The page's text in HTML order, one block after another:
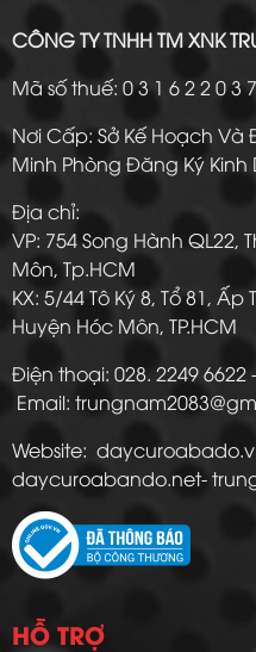
CÔNG TY TNHH TM XNK
Mã số thuế: 0 3 1 6 2 2 0
Nơi Cấp: Sở Kế Hoạch Và
Minh Phòng Đăng Ký Kinh
Địa chỉ:
VP: 754 Song Hành QL22,
Môn, Tp.HCM
KX: 5/44 Tô Ký 8, Tổ 81,
Huyện Hóc Môn, TP.HCM
Điện thoại: 028. 2249
Email:
Website:
daycuroabando.net-
HỖ TRỢ